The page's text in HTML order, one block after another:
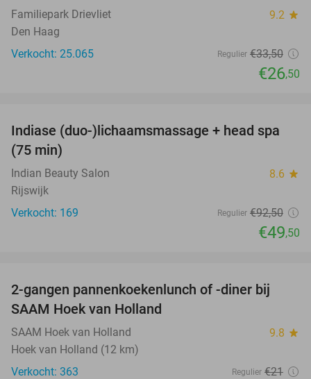
Familiepark Drievliet 9.2 star
Den Haag
Verkocht: 25.065
Regulier €33,50
€26,50
46%
Indiase (duo-)lichaamsmassage + head spa
(75 min)
Indian Beauty Salon 8.6 star
Rijswijk
Verkocht: 169
Regulier €92,50
€49,50
53%
2-gangen pannenkoekenlunch of -diner bij
SAAM Hoek van Holland
SAAM Hoek van Holland 9.8 star
Hoek van Holland (12 km)
Verkocht: 363
Regulier €21